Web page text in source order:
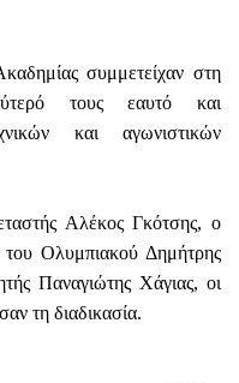
συμμετείχαν στη
τους εαυτό και
και αγωνιστικών
Αλέκος Γκότσης, ο
του Ολυμπιακού Δημήτρης
Παναγιώτης Χάγιας, οι
τη διαδικασία.